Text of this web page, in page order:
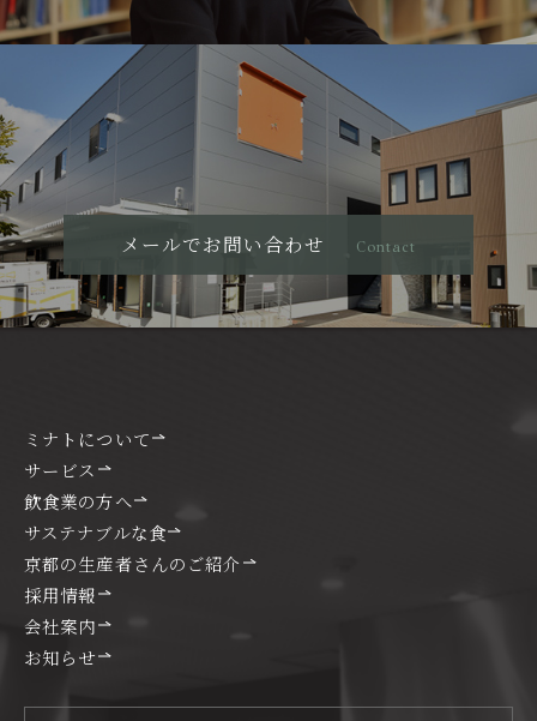
メールでお問い合わせ Contact
ミナトについて
サービス
飲食業の方へ
サステナブルな食
京都の生産者さんのご紹介
採用情報
会社案内
お知らせ